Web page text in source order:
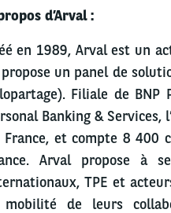
d’Arval :
en 1989, Arval est un
un panel de
Filiale de BNP
Banking &
France, et compte 8 400
Arval propose à
TPE et
de leurs